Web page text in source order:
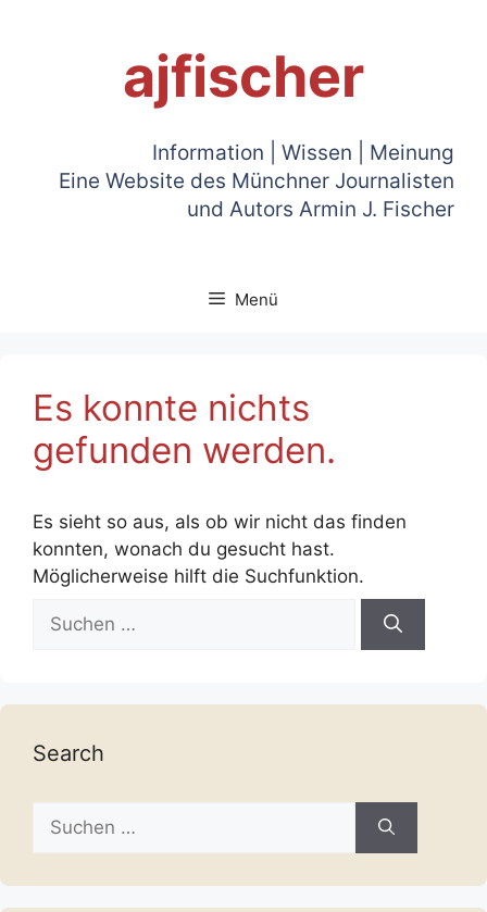
ajfischer
Information | Wissen | Meinung
Eine Website des Münchner Journalisten
und Autors Armin J. Fischer
Menü
Es konnte nichts
gefunden werden.
Es sieht so aus, als ob wir nicht das finden
konnten, wonach du gesucht hast.
Möglicherweise hilft die Suchfunktion.
Suche
nach:
Search
Suche
nach: